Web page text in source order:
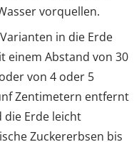
vorquellen.
in die Erde
einem Abstand von 30
von 4 oder 5
Zentimetern entfernt
die Erde leicht
Zuckererbsen bis